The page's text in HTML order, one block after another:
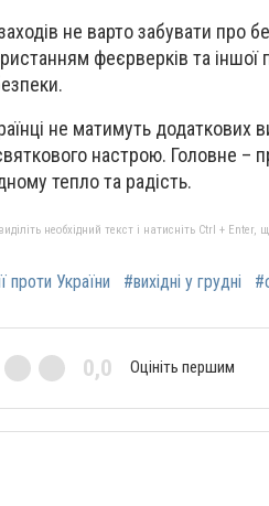
не варто забувати про
феєрверків та іншої
не матимуть додаткових
настрою. Головне –
тепло та радість.
необхідний текст і натисніть Ctrl + Enter,
проти України #вихідні у грудні
0,0 Оцініть першим